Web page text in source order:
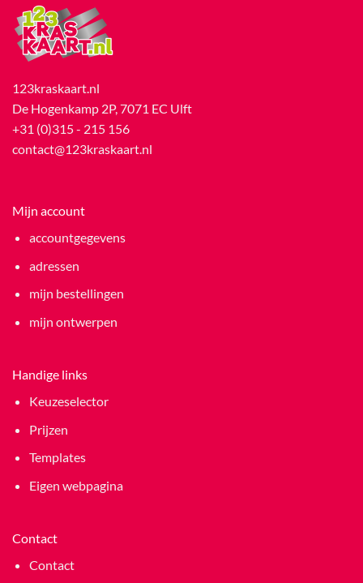
123kraskaart.nl
De Hogenkamp 2P, 7071 EC Ulft
+31 (0)315 - 215 156
contact@123kraskaart.nl
Mijn account
accountgegevens
adressen
mijn bestellingen
mijn ontwerpen
Handige links
Keuzeselector
Prijzen
Templates
Eigen webpagina
Contact
Contact